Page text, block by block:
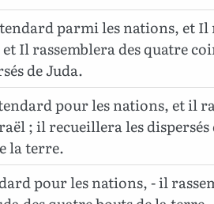
parmi les nations, et
Il rassemblera des quatre
de Juda.
pour les nations, et il
; il recueillera les dispersés
la terre.
pour les nations, - il